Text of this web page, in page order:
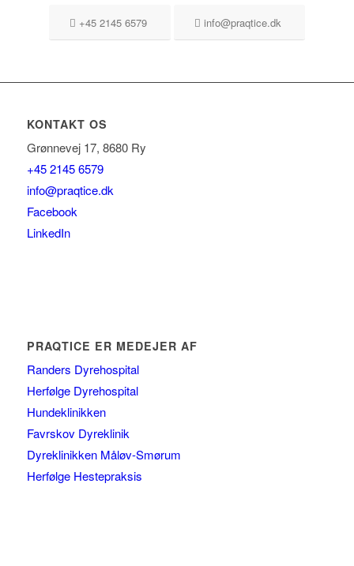
+45 2145 6579 info@praqtice.dk
KONTAKT OS
Grønnevej 17, 8680 Ry
+45 2145 6579
info@praqtice.dk
Facebook
LinkedIn
PRAQTICE ER MEDEJER AF
Randers Dyrehospital
Herfølge Dyrehospital
Hundeklinikken
Favrskov Dyreklinik
Dyreklinikken Måløv-Smørum
Herfølge Hestepraksis